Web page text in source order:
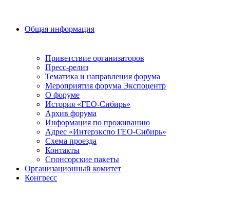
Общая информация
Приветствие организаторов
Пресс-релиз
Тематика и направления форума
Мероприятия форума Экспоцентр
О форуме
История «ГЕО-Сибирь»
Архив форума
Информация по проживанию
Адрес «Интерэкспо ГЕО-Сибирь»
Схема проезда
Контакты
Спонсорские пакеты
Организационный комитет
Конгресс